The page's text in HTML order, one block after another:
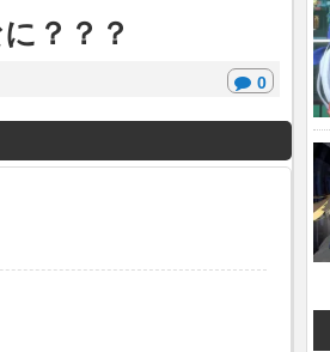
？？？
0